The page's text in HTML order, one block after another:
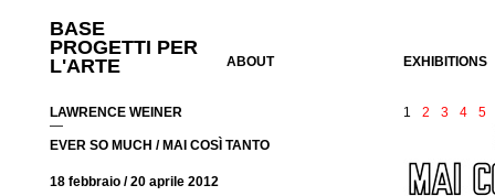
BASE
PROGETTI PER
L'ARTE
ABOUT EXHIBITIONS
1 2 3 4 5
LAWRENCE WEINER
—
EVER SO MUCH / MAI COSÌ TANTO
18 febbraio / 20 aprile 2012